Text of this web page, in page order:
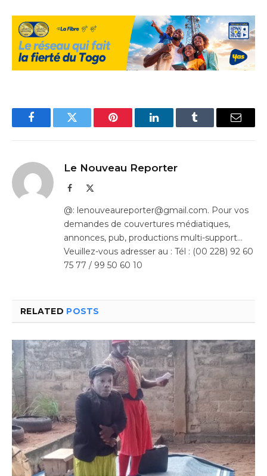
FacebookTwitter Pinterest LinkedInTumblr Email
Le Nouveau Reporter
Facebook
@: lenouveaureporter@gmail.com. Pour vos
demandes de couvertures médiatiques,
annonces, pub, productions multi-support…
Veuillez-vous adresser au : Tél : (00 228) 92 60
75 77 / 99 50 60 10
RELATED POSTS